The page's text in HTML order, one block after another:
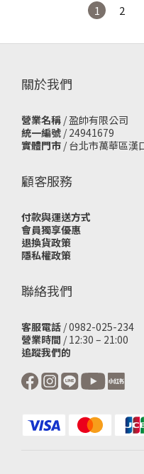
1 2
關於我們
營業名稱 / 盈帥有限公司
統一編號 / 24941679
實體門市 / 台北市萬華區漢
顧客服務
付款與運送方式
會員獨享優惠
退換貨政策
隱私權政策
聯絡我們
客服電話 / 0982-025-234
營業時間 / 12:30 – 21:00
追蹤我們的